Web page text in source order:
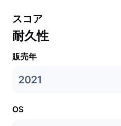
スコア
耐久性
販売年
2021
OS